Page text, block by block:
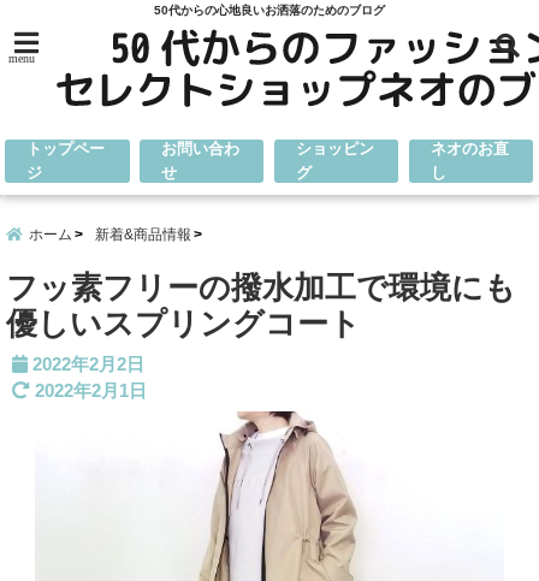
50代からの心地良いお洒落のためのブログ
menu
トップペー
ジ
お問い合わ
せ
ショッピン
グ
ネオのお直
し
ホーム 新着&商品情報
フッ素フリーの撥水加工で環境にも
優しいスプリングコート
2022年2月2日
2022年2月1日